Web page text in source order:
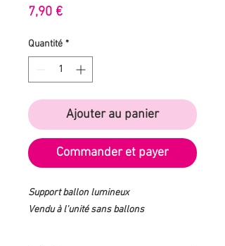
7,90 €Prix
Quantité *
Ajouter au panier
Commander et payer
Support ballon lumineux
Vendu à l'unité sans ballons